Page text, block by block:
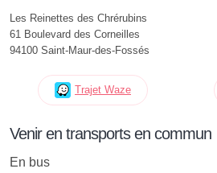
Les Reinettes des Chrérubins
61 Boulevard des Corneilles
94100 Saint-Maur-des-Fossés
Trajet Waze
Venir en transports en commun
En bus